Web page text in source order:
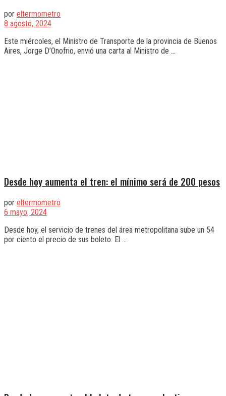
por eltermometro
8 agosto, 2024
Este miércoles, el Ministro de Transporte de la provincia de Buenos
Aires, Jorge D’Onofrio, envió una carta al Ministro de ...
Desde hoy aumenta el tren: el mínimo será de 200 pesos
por eltermometro
6 mayo, 2024
Desde hoy, el servicio de trenes del área metropolitana sube un 54
por ciento el precio de sus boleto. El ...